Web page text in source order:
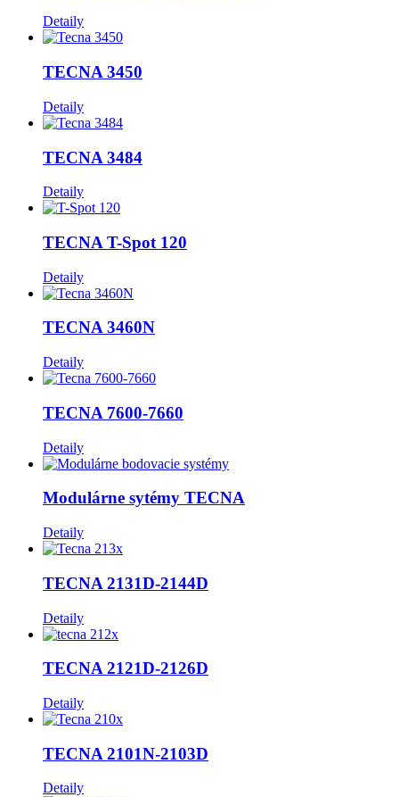
Detaily
TECNA 3450
Detaily
TECNA 3484
Detaily
TECNA T-Spot 120
Detaily
TECNA 3460N
Detaily
TECNA 7600-7660
Detaily
Modulárne sytémy TECNA
Detaily
TECNA 2131D-2144D
Detaily
TECNA 2121D-2126D
Detaily
TECNA 2101N-2103D
Detaily